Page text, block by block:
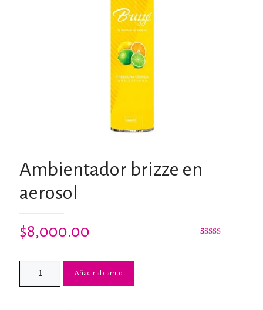
Ambientador brizze en
aerosol
$8,000.00
Añadir al carrito